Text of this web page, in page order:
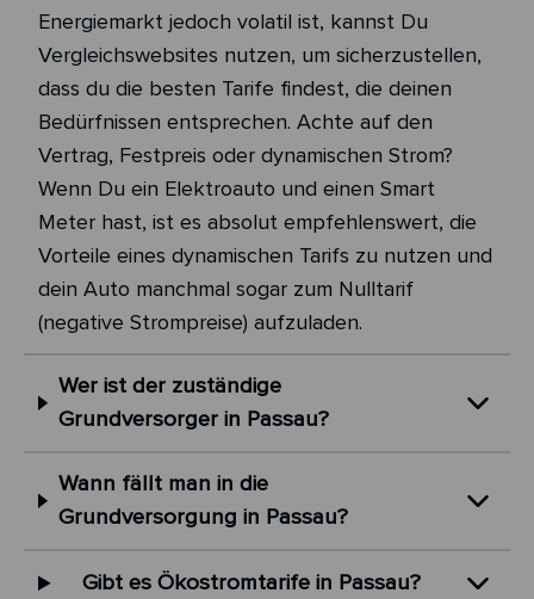
Energiemarkt jedoch volatil ist, kannst Du
Vergleichswebsites nutzen, um sicherzustellen,
dass du die besten Tarife findest, die deinen
Bedürfnissen entsprechen. Achte auf den
Vertrag, Festpreis oder dynamischen Strom?
Wenn Du ein Elektroauto und einen Smart
Meter hast, ist es absolut empfehlenswert, die
Vorteile eines dynamischen Tarifs zu nutzen und
dein Auto manchmal sogar zum Nulltarif
(negative Strompreise) aufzuladen.
Wer ist der zuständige
Grundversorger in Passau?
Wann fällt man in die
Grundversorgung in Passau?
Gibt es Ökostromtarife in Passau?